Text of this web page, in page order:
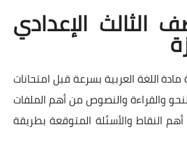
الإعدادي
اللغة العربية بسرعة قبل امتحانات
الشهادة الإعدادية 2026. وتعتبر ملخصات النحو والقراءة والنصوص من أهم الملفات
النقاط والأسئلة المتوقعة بطريقة